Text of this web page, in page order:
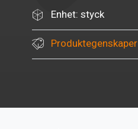
Enhet: styck
Produktegenskaper